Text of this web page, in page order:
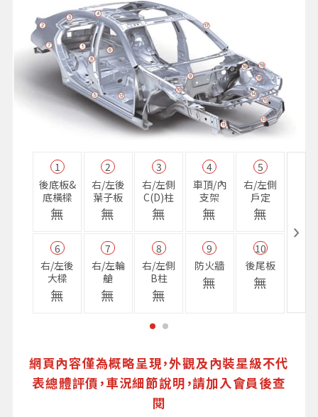
1
後底板&
底橫樑
無
2
右/左後
葉子板
無
3
右/左側
C(D)柱
無
4
車頂/內
支架
無
5
右/左側
戶定
無
6
右/左後
大樑
無
7
右/左輪
艙
無
8
右/左側
B柱
無
9
防火牆
無
10
後尾板
無
網頁內容僅為概略呈現，外觀及內裝星級不代
表總體評價，車況細節說明，請加入會員後查
閱